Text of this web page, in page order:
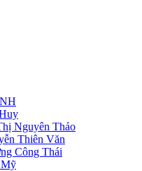
Nguyên Thảo
Thiên Văn
Công Thái